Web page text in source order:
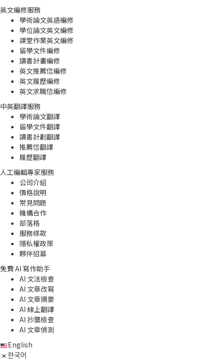
英文編修服務
學術論文英語編修
學位論文英文編修
課堂作業英文編修
留學文件編修
讀書計畫編修
英文推薦信編修
英文履歷編修
英文求職信編修
中英翻譯服務
學術論文翻譯
留學文件翻譯
讀書計劃翻譯
推薦信翻譯
履歷翻譯
人工編輯專家服務
公司介紹
價格說明
常見問題
機構合作
部落格
服務條款
隱私權政策
夥伴招募
免費 AI 寫作助手
AI 文法檢查
AI 文章改寫
AI 文章摘要
AI 線上翻譯
AI 抄襲檢查
AI 文章偵測
English
한국어